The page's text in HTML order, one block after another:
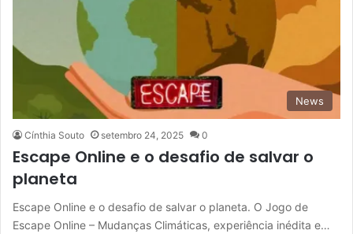
News
Cínthia Souto setembro 24, 2025 0
Escape Online e o desafio de salvar o
planeta
Escape Online e o desafio de salvar o planeta. O Jogo de
Escape Online – Mudanças Climáticas, experiência inédita e…